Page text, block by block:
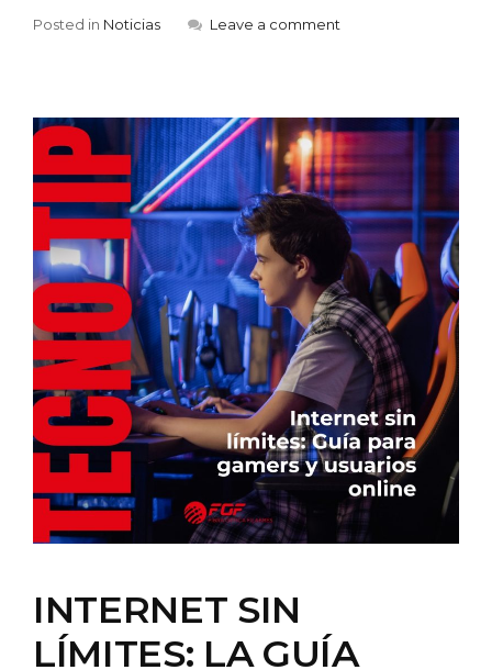
Posted in Noticias Leave a comment
INTERNET SIN
LÍMITES: LA GUÍA